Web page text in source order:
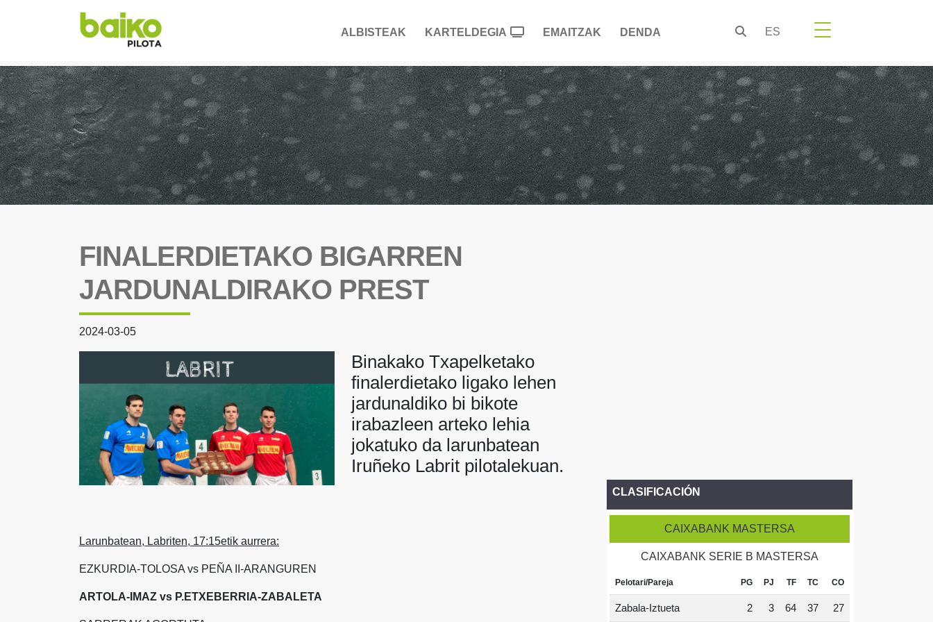
ALBISTEAK KARTELDEGIA EMAITZAK DENDA ES
FINALERDIETAKO BIGARREN
JARDUNALDIRAKO PREST
2024-03-05
Binakako Txapelketako
finalerdietako ligako lehen
jardunaldiko bi bikote
irabazleen arteko lehia
jokatuko da larunbatean
Iruñeko Labrit pilotalekuan.
Larunbatean, Labriten, 17:15etik aurrera:
EZKURDIA-TOLOSA vs PEÑA II-ARANGUREN
ARTOLA-IMAZ vs P.ETXEBERRIA-ZABALETA
CLASIFICACIÓN
CAIXABANK MASTERSA
CAIXABANK SERIE B MASTERSA
Pelotari/Pareja PG PJ TF TC CO
Zabala-Iztueta 2 3 64 37 27